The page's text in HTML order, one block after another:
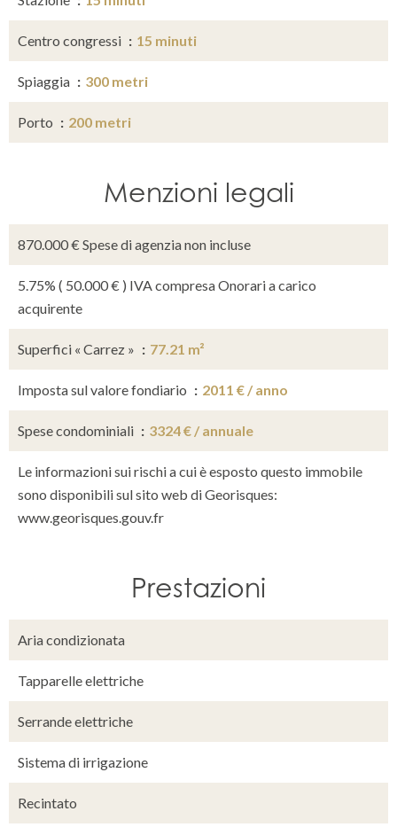
Centro congressi 15 minuti
Spiaggia 300 metri
Porto 200 metri
Menzioni legali
870.000 € Spese di agenzia non incluse
5.75% ( 50.000 € ) IVA compresa Onorari a carico
acquirente
Superfici « Carrez » 77.21 m²
Imposta sul valore fondiario 2011 € / anno
Spese condominiali 3324 € / annuale
Le informazioni sui rischi a cui è esposto questo immobile
sono disponibili sul sito web di Georisques:
www.georisques.gouv.fr
Prestazioni
Aria condizionata
Tapparelle elettriche
Serrande elettriche
Sistema di irrigazione
Recintato